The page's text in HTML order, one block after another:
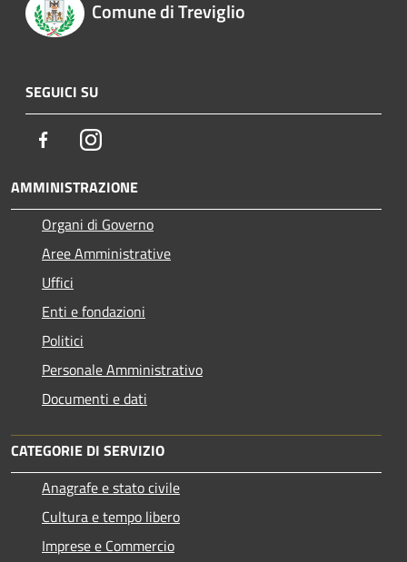
Comune di Treviglio
SEGUICI SU
FacebookInstagram
AMMINISTRAZIONE
Organi di Governo
Aree Amministrative
Uffici
Enti e fondazioni
Politici
Personale Amministrativo
Documenti e dati
CATEGORIE DI SERVIZIO
Anagrafe e stato civile
Cultura e tempo libero
Imprese e Commercio